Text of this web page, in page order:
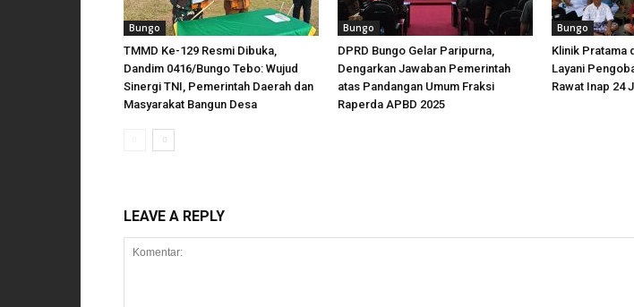
Bungo
TMMD Ke-129 Resmi Dibuka,
Dandim 0416/Bungo Tebo: Wujud
Sinergi TNI, Pemerintah Daerah dan
Masyarakat Bangun Desa
Bungo
DPRD Bungo Gelar Paripurna,
Dengarkan Jawaban Pemerintah
atas Pandangan Umum Fraksi
Raperda APBD 2025
Bungo
Klinik Pratama
Layani
Rawat Inap 24
LEAVE A REPLY